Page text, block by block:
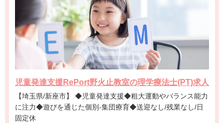
児童発達支援RePort野火止教室の理学療法士(PT)求人
【埼玉県/新座市】 ◆児童発達支援◆粗大運動やバランス能力
に注力◆遊びを通じた個別-集団療育◆送迎なし/残業なし/日
固定休